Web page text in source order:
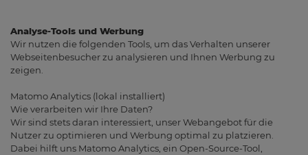
Analyse-Tools und Werbung
Wir nutzen die folgenden Tools, um das Verhalten unserer
Webseitenbesucher zu analysieren und Ihnen Werbung zu
zeigen.
Matomo Analytics (lokal installiert)
Wie verarbeiten wir Ihre Daten?
Wir sind stets daran interessiert, unser Webangebot für die
Nutzer zu optimieren und Werbung optimal zu platzieren.
Dabei hilft uns Matomo Analytics, ein Open-Source-Tool,